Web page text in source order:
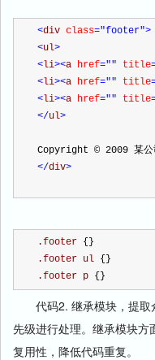
<div class="footer">
<ul>
<li><a href="" title
<li><a href="" title
<li><a href="" title
</ul>
Copyright © 2009 某公
</div>
.footer {}
.footer ul {}
.footer p {}
代码2. 继承模块，提取
先级进行处理。继承模块方
复用性，降低代码重复。